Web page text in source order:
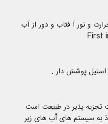
و نور آ فتاب و دور از آب
استیل پوشش دار .
تجزیه پذیر در طبیعت است
به سیستم های آّب های زیر